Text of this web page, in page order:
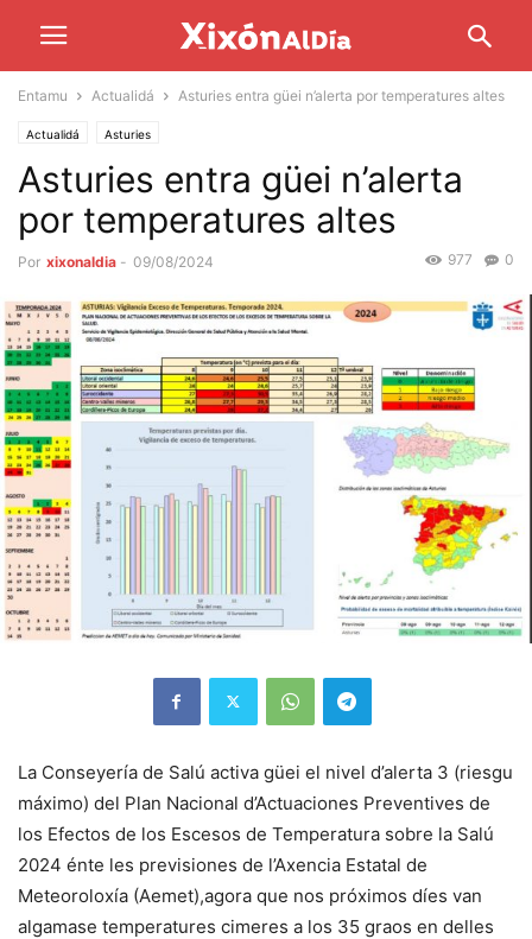
Entamu Actualidá Asturies entra güei n’alerta por temperatures altes
Actualidá Asturies
Asturies entra güei n’alerta
por temperatures altes
Por xixonaldia - 09/08/2024 0
977
La Conseyería de Salú activa güei el nivel d’alerta 3 (riesgu
máximo) del Plan Nacional d’Actuaciones Preventives de
los Efectos de los Escesos de Temperatura sobre la Salú
2024 énte les previsiones de l’Axencia Estatal de
Meteoroloxía (Aemet),agora que nos próximos díes van
algamase temperatures cimeres a los 35 graos en delles